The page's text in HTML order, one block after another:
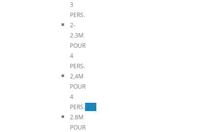
3
PERS.
2-
2.3M
POUR
4
PERS.
2,4M
POUR
4
PERS.TOP
2.8M
POUR